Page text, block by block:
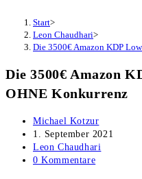
Start>
Leon Chaudhari>
Die 3500€ Amazon KDP
Die 3500€ Amazon
OHNE Konkurrenz
Beitrags-
Autor:
Michael Kotzur
Beitrag
veröffentlicht:
1. September 2021
Beitrags-
Kategorie:
Leon Chaudhari
Beitrags-
0 Kommentare